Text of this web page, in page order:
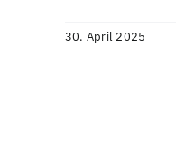
30. April 2025